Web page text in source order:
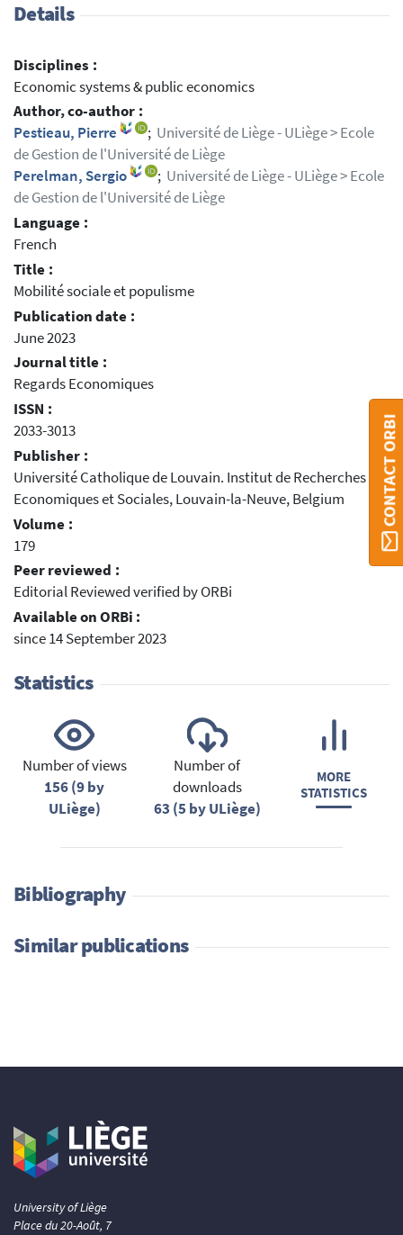
Details
Disciplines :
Economic systems & public economics
Author, co-author :
Pestieau, Pierre
; Université de Liège - ULiège > Ecole
de Gestion de l'Université de Liège
Perelman, Sergio
; Université de Liège - ULiège > Ecole
de Gestion de l'Université de Liège
Language :
French
Title :
Mobilité sociale et populisme
Publication date :
June 2023
Journal title :
Regards Economiques
ISSN :
2033-3013
Publisher :
Université Catholique de Louvain. Institut de Recherches
Economiques et Sociales, Louvain-la-Neuve, Belgium
Volume :
179
Peer reviewed :
Editorial Reviewed verified by ORBi
Available on ORBi :
since 14 September 2023
Statistics
Number of views
156 (9 by
ULiège)
Number of
downloads
63 (5 by ULiège)
MORE
STATISTICS
Bibliography
Similar publications
CONTACT ORBI
University of Liège
Place du 20-Août, 7